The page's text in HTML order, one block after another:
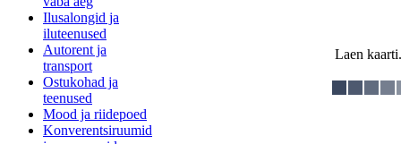
Ilusalongid ja
iluteenused
Autorent ja
transport
Ostukohad ja
teenused
Mood ja riidepoed
Konverentsiruumid
Laen